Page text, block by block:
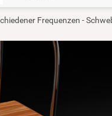
Frequenzen -